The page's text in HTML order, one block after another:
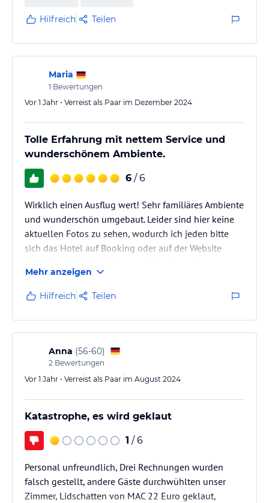
Hilfreich Teilen
Maria
1 Bewertungen
Vor 1 Jahr • Verreist als Paar im Dezember 2024
Tolle Erfahrung mit nettem Service und
wunderschönem Ambiente.
6 / 6
Wirklich einen Ausflug wert! Sehr familiäres Ambiente
und wunderschön umgebaut. Leider sind hier keine
aktuellen Fotos zu sehen, wodurch ich jeden bitte
sich das Hotel auf Booking oder auf der Website
(grad die die behauptet, dass geklaut wird (?)) echt
nicht verstehen. Als Paar nur zu Empfehlen!
Mehr anzeigen
Hilfreich Teilen
Anna (56-60)
2 Bewertungen
Vor 1 Jahr • Verreist als Paar im August 2024
Katastrophe, es wird geklaut
1 / 6
Personal unfreundlich, Drei Rechnungen wurden
falsch gestellt, andere Gäste durchwühlten unser
Zimmer, Lidschatten von MAC 22 Euro geklaut,